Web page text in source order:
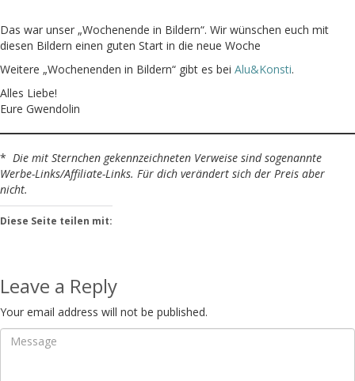
Das war unser „Wochenende in Bildern“. Wir wünschen euch mit
diesen Bildern einen guten Start in die neue Woche
Weitere „Wochenenden in Bildern“ gibt es bei Alu&Konsti.
Alles Liebe!
Eure Gwendolin
* Die mit Sternchen gekennzeichneten Verweise sind sogenannte
Werbe-Links/Affiliate-Links. Für dich verändert sich der Preis aber
nicht.
Diese Seite teilen mit:
Leave a Reply
Your email address will not be published.